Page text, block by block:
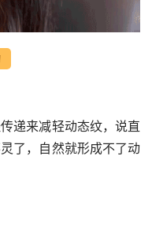
递来减轻动态纹，说直
了，自然就形成不了动